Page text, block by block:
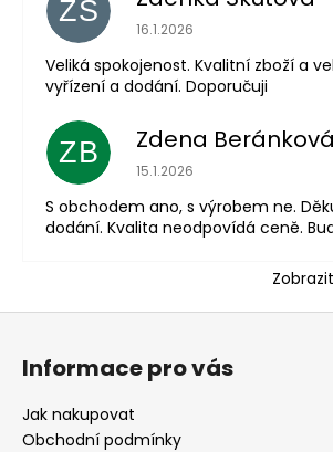
ZŠ Hodnocení obchodu je 5 z
16.1.2026
Veliká spokojenost. Kvalitní zboží a
vyřízení a dodání. Doporučuji
ZB Zdena Beránková
Hodnocení obchodu je 1 z
15.1.2026
S obchodem ano, s výrobem ne.
dodání. Kvalita neodpovídá ceně.
Z
Informace pro vás
Jak nakupovat
Obchodní podmínky